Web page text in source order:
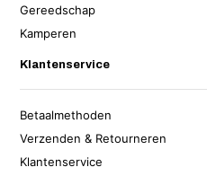
Gereedschap
Kamperen
Klantenservice
Betaalmethoden
Verzenden & Retourneren
Klantenservice